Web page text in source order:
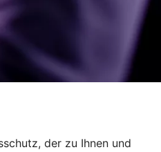
der zu Ihnen und